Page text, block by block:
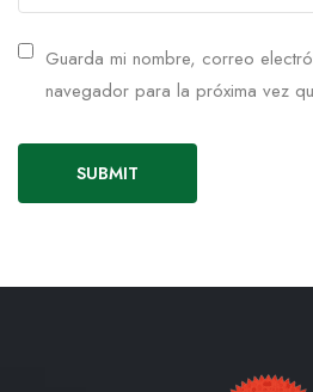
Guarda mi nombre, correo
navegador para la próxima vez